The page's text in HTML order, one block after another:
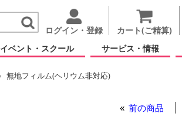
ログイン・登録 カート(ご精算)
イベント・スクール サービス・情報
無地フィルム(ヘリウム非対応)
前の商品